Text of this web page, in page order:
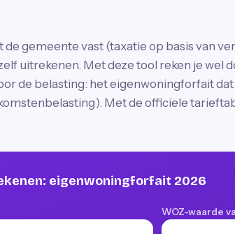
de gemeente vast (taxatie op basis van
uitrekenen. Met deze tool reken je wel
de belasting: het eigenwoningforfait dat
Met de officiele
eigenwoningforfait 2026
WOZ-waarde